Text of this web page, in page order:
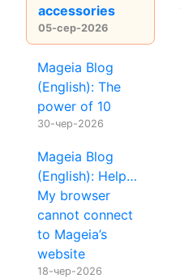
accessories
05-сер-2026
Mageia Blog
(English): The
power of 10
30-чер-2026
Mageia Blog
(English): Help…
My browser
cannot connect
to Mageia’s
website
18-чер-2026